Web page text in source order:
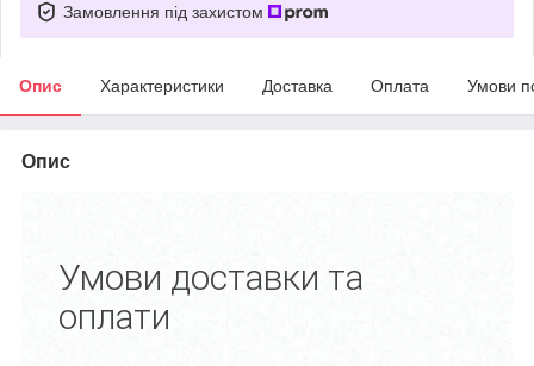
Замовлення під захистом
Опис Характеристики Доставка Оплата Умови
Опис
Умови доставки та
оплати